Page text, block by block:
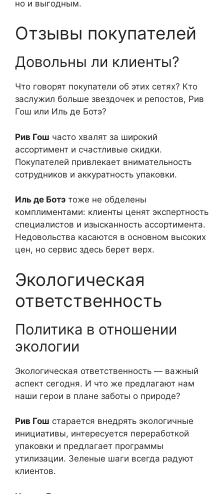
но и выгодным.
Отзывы покупателей
Довольны ли клиенты?
Что говорят покупатели об этих сетях? Кто
заслужил больше звездочек и репостов, Рив
Гош или Иль де Ботэ?
Рив Гош часто хвалят за широкий
ассортимент и счастливые скидки.
Покупателей привлекает внимательность
сотрудников и аккуратность упаковки.
Иль де Ботэ тоже не обделены
комплиментами: клиенты ценят экспертность
специалистов и изысканность ассортимента.
Недовольства касаются в основном высоких
цен, но сервис здесь берет верх.
Экологическая
ответственность
Политика в отношении
экологии
Экологическая ответственность — важный
аспект сегодня. И что же предлагают нам
наши герои в плане заботы о природе?
Рив Гош старается внедрять экологичные
инициативы, интересуется переработкой
упаковки и предлагает программы
утилизации. Зеленые шаги всегда радуют
клиентов.